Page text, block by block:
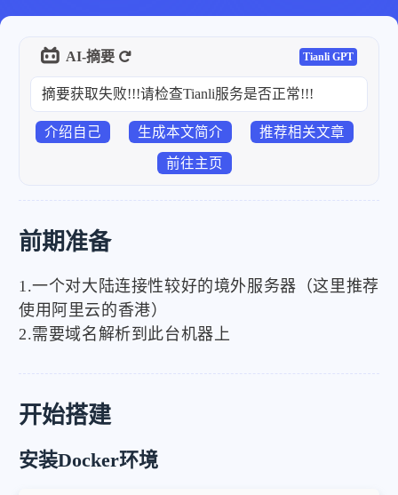
AI-摘要 Tianli GPT
摘要获取失败!!!请检查Tianli服务是否正常!!!
介绍自己 生成本文简介 推荐相关文章
前往主页
前期准备
1.一个对大陆连接性较好的境外服务器（这里推荐
使用阿里云的香港）
2.需要域名解析到此台机器上
开始搭建
安装Docker环境